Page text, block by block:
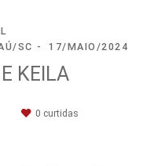
SC
17/MAIO/2024
KEILA
0 curtidas